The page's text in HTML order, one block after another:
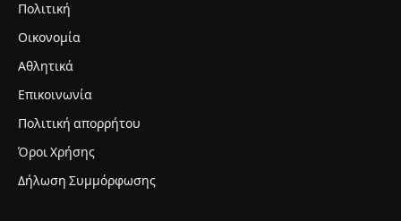
Πολιτική
Οικονομία
Αθλητικά
Επικοινωνία
Πολιτική απορρήτου
Όροι Χρήσης
Δήλωση Συμμόρφωσης